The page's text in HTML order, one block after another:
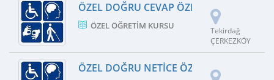
ÖZEL DOĞRU CEVAP ÖZEL ÖĞRETIM
ÖZEL ÖĞRETIM KURSU
Tekirdağ
ÇERKEZKÖY
ÖZEL DOĞRU NETICE ÖZEL ÖĞRETIM